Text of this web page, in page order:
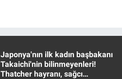
Japonya'nın ilk kadın başbakanı
Takaichi'nin bilinmeyenleri!
Thatcher hayranı, sağcı